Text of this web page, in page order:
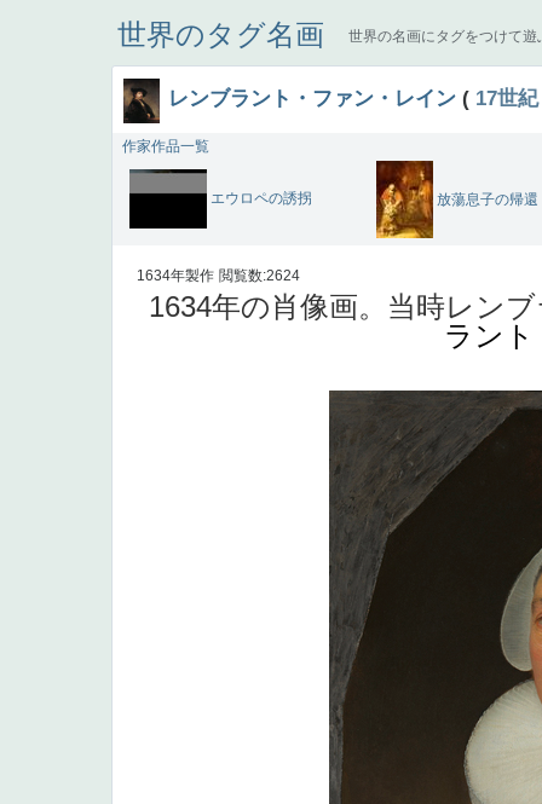
世界のタグ名画 世界の名画にタグをつけて遊
レンブラント・ファン・レイン ( 17世紀
作家作品一覧
エウロペの誘拐 放蕩息子の帰還
1634年製作 閲覧数:2624
1634年の肖像画。当時レン
ラン